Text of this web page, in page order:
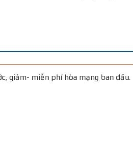
giảm- miễn phí hòa mạng ban đầu.